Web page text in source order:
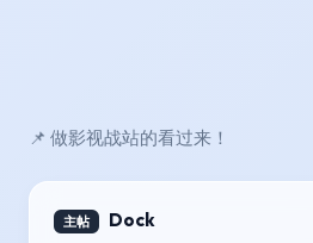
📌 做影视战站的看过来！
主帖 Dock